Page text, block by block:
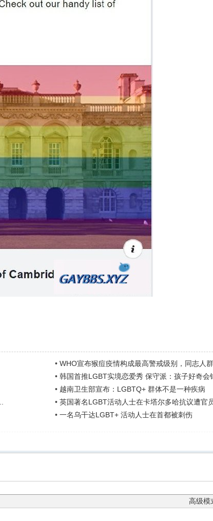
• WHO宣布猴痘疫情构成最高警戒级别，同志人
• 韩国首推LGBT实境恋爱秀 保守派：孩子好奇会
• 越南卫生部宣布：LGBTQ+ 群体不是一种疾病
• 英国著名LGBT活动人士在卡塔尔多哈抗议遭官
• 一名乌干达LGBT+ 活动人士在首都被刺伤
高级模